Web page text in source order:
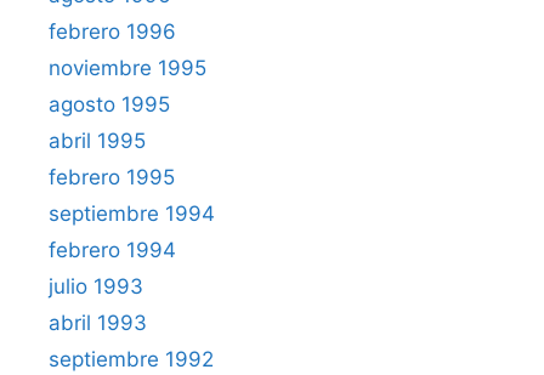
febrero 1996
noviembre 1995
agosto 1995
abril 1995
febrero 1995
septiembre 1994
febrero 1994
julio 1993
abril 1993
septiembre 1992